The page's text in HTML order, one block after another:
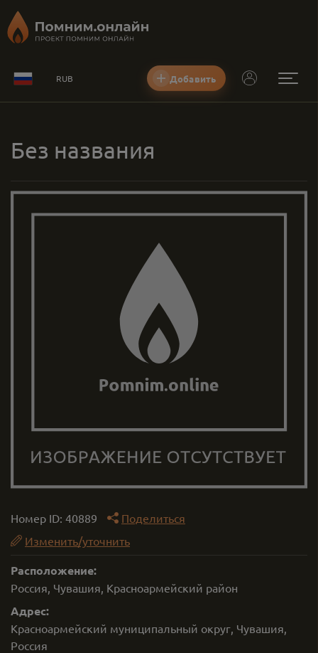
RUB Добавить
Без названия
Номер ID: 40889
Поделиться
Изменить/уточнить
Расположение:
Россия, Чувашия, Красноармейский район
Адрес:
Красноармейский муниципальный округ, Чувашия,
Россия